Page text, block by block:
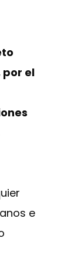
por el
e